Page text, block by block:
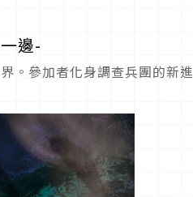
邊-
。參加者化身調查兵團的新進